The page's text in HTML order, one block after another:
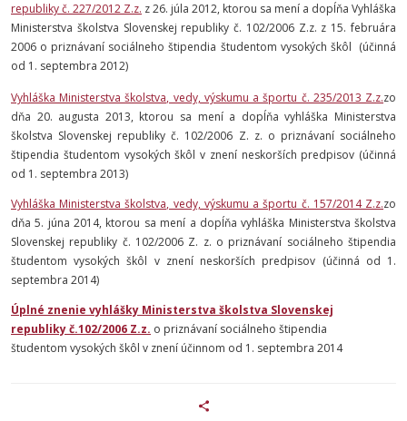
republiky č. 227/2012 Z.z. z 26. júla 2012, ktorou sa mení a dopĺňa Vyhláška
Ministerstva školstva Slovenskej republiky č. 102/2006 Z.z. z 15. februára
2006 o priznávaní sociálneho štipendia študentom vysokých škôl (účinná
od 1. septembra 2012)
Vyhláška Ministerstva školstva, vedy, výskumu a športu č. 235/2013 Z.z.zo
dňa 20. augusta 2013, ktorou sa mení a dopĺňa vyhláška Ministerstva
školstva Slovenskej republiky č. 102/2006 Z. z. o priznávaní sociálneho
štipendia študentom vysokých škôl v znení neskorších predpisov (účinná
od 1. septembra 2013)
Vyhláška Ministerstva školstva, vedy, výskumu a športu č. 157/2014 Z.z.zo
dňa 5. júna 2014, ktorou sa mení a dopĺňa vyhláška Ministerstva školstva
Slovenskej republiky č. 102/2006 Z. z. o priznávaní sociálneho štipendia
študentom vysokých škôl v znení neskorších predpisov (účinná od 1.
septembra 2014)
Úplné znenie vyhlášky Ministerstva školstva Slovenskej
republiky č.102/2006 Z.z. o priznávaní sociálneho štipendia
študentom vysokých škôl v znení účinnom od 1. septembra 2014